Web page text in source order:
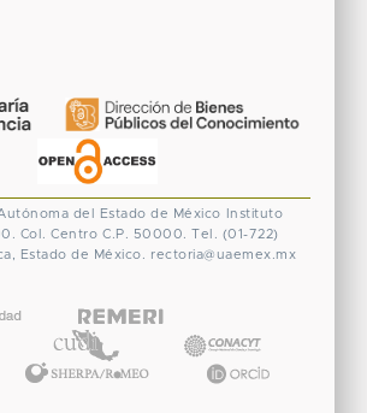
del Estado de México
Instituto
Col. Centro C.P. 50000. Tel. (01-722)
Estado de México. rectoria@uaemex.mx